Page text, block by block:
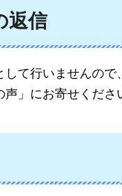
返信
て行いませんので
」にお寄せくださ